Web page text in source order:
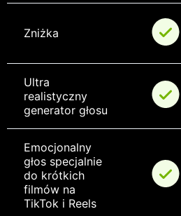
Zniżka
Ultra
realistyczny
generator głosu
Emocjonalny
głos specjalnie
do krótkich
filmów na
TikTok i Reels